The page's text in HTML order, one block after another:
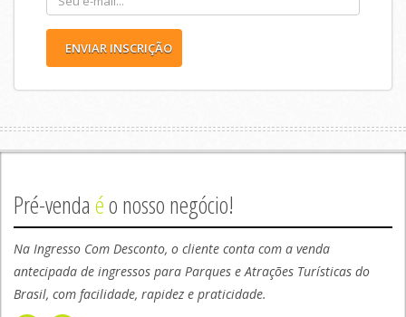
ENVIAR INSCRIÇÃO
Pré-vendaéo nosso negócio!
Na Ingresso Com Desconto, o cliente conta com a venda
antecipada de ingressos para Parques e Atrações Turísticas do
Brasil, com facilidade, rapidez e praticidade.